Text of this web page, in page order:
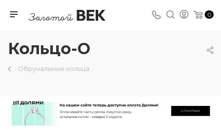
0
Кольцо-О
Обручальные кольца